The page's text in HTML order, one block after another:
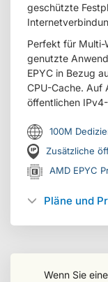
geschützte
Perfekt für Multi-
genutzte
EPYC in Bezug
CPU-Cache. Auf
öffentlichen
100M
Zusätzliche
AMD EPYC
Pläne und
Wenn Sie